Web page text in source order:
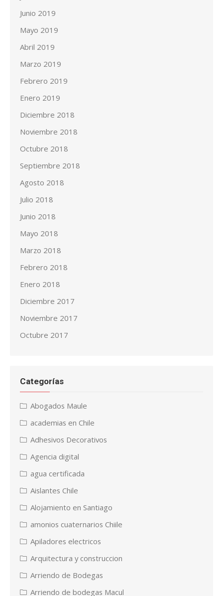
Junio 2019
Mayo 2019
Abril 2019
Marzo 2019
Febrero 2019
Enero 2019
Diciembre 2018
Noviembre 2018
Octubre 2018
Septiembre 2018
Agosto 2018
Julio 2018
Junio 2018
Mayo 2018
Marzo 2018
Febrero 2018
Enero 2018
Diciembre 2017
Noviembre 2017
Octubre 2017
Categorías
Abogados Maule
academias en Chile
Adhesivos Decorativos
Agencia digital
agua certificada
Aislantes Chile
Alojamiento en Santiago
amonios cuaternarios Chiile
Apiladores electricos
Arquitectura y construccion
Arriendo de Bodegas
Arriendo de bodegas Macul